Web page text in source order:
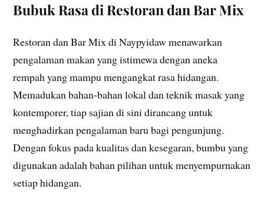
Bubuk Rasa di Restoran dan Bar Mix
Restoran dan Bar Mix di Naypyidaw menawarkan
pengalaman makan yang istimewa dengan aneka
rempah yang mampu mengangkat rasa hidangan.
Memadukan bahan-bahan lokal dan teknik masak yang
kontemporer, tiap sajian di sini dirancang untuk
menghadirkan pengalaman baru bagi pengunjung.
Dengan fokus pada kualitas dan kesegaran, bumbu yang
digunakan adalah bahan pilihan untuk menyempurnakan
setiap hidangan.